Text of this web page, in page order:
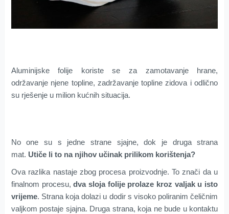
Aluminijske folije koriste se za zamotavanje hrane,
održavanje njene topline, zadržavanje topline zidova i odlično
su rješenje u milion kućnih situacija.
No one su s jedne strane sjajne, dok je druga strana
mat. Utiče li to na njihov učinak prilikom korištenja?
Ova razlika nastaje zbog procesa proizvodnje. To znači da u
finalnom procesu,dva sloja folije prolaze kroz valjak u isto
vrijeme. Strana koja dolazi u dodir s visoko poliranim čeličnim
valjkom postaje sjajna. Druga strana, koja ne bude u kontaktu